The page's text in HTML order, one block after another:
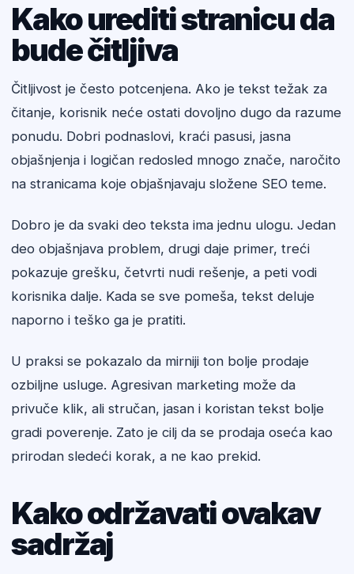
Kako urediti stranicu da
bude čitljiva
Čitljivost je često potcenjena. Ako je tekst težak za
čitanje, korisnik neće ostati dovoljno dugo da razume
ponudu. Dobri podnaslovi, kraći pasusi, jasna
objašnjenja i logičan redosled mnogo znače, naročito
na stranicama koje objašnjavaju složene SEO teme.
Dobro je da svaki deo teksta ima jednu ulogu. Jedan
deo objašnjava problem, drugi daje primer, treći
pokazuje grešku, četvrti nudi rešenje, a peti vodi
korisnika dalje. Kada se sve pomeša, tekst deluje
naporno i teško ga je pratiti.
U praksi se pokazalo da mirniji ton bolje prodaje
ozbiljne usluge. Agresivan marketing može da
privuče klik, ali stručan, jasan i koristan tekst bolje
gradi poverenje. Zato je cilj da se prodaja oseća kao
prirodan sledeći korak, a ne kao prekid.
Kako održavati ovakav
sadržaj